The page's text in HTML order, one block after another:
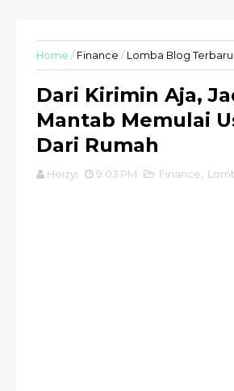
Home / Finance / Lomba Blog Terbaru
Dari Kirimin Aja,
Mantab Memulai
Dari Rumah
Heizyi 9:03 PM Finance